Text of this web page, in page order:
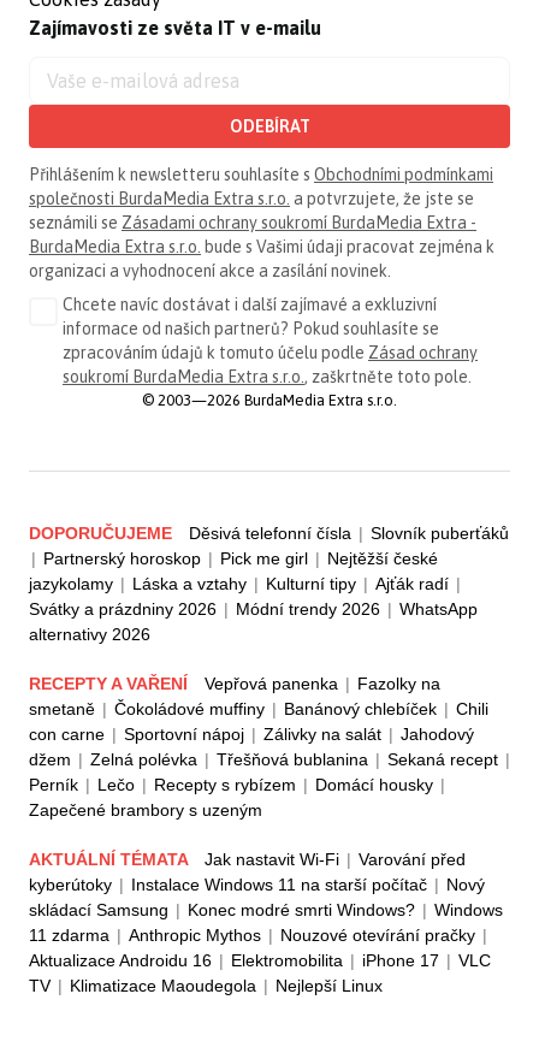
Zajímavosti ze světa IT v e-mailu
ODEBÍRAT
Přihlášením k newsletteru souhlasíte s Obchodními podmínkami
společnosti BurdaMedia Extra s.r.o. a potvrzujete, že jste se
seznámili se Zásadami ochrany soukromí BurdaMedia Extra -
BurdaMedia Extra s.r.o. bude s Vašimi údaji pracovat zejména k
organizaci a vyhodnocení akce a zasílání novinek.
Chcete navíc dostávat i další zajímavé a exkluzivní
informace od našich partnerů? Pokud souhlasíte se
zpracováním údajů k tomuto účelu podle Zásad ochrany
soukromí BurdaMedia Extra s.r.o. , zaškrtněte toto pole.
© 2003—2026 BurdaMedia Extra s.r.o.
DOPORUČUJEME Děsivá telefonní čísla | Slovník puberťáků
| Partnerský horoskop | Pick me girl | Nejtěžší české
jazykolamy | Láska a vztahy | Kulturní tipy | Ajťák radí |
Svátky a prázdniny 2026 | Módní trendy 2026 | WhatsApp
alternativy 2026
RECEPTY A VAŘENÍ Vepřová panenka | Fazolky na
smetaně | Čokoládové muffiny | Banánový chlebíček | Chili
con carne | Sportovní nápoj | Zálivky na salát | Jahodový
džem | Zelná polévka | Třešňová bublanina | Sekaná recept |
Perník | Lečo | Recepty s rybízem | Domácí housky |
Zapečené brambory s uzeným
AKTUÁLNÍ TÉMATA Jak nastavit Wi-Fi | Varování před
kyberútoky | Instalace Windows 11 na starší počítač | Nový
skládací Samsung | Konec modré smrti Windows? | Windows
11 zdarma | Anthropic Mythos | Nouzové otevírání pračky |
Aktualizace Androidu 16 | Elektromobilita | iPhone 17 | VLC
TV | Klimatizace Maoudegola | Nejlepší Linux